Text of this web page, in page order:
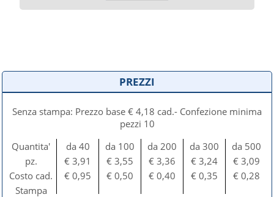
PREZZI
Senza stampa: Prezzo base € 4,18 cad.- Confezione minima
pezzi 10
Quantita'
pz.
Costo cad.
Stampa
da 40
€ 3,91
€ 0,95
da 100
€ 3,55
€ 0,50
da 200
€ 3,36
€ 0,40
da 300
€ 3,24
€ 0,35
da 500
€ 3,09
€ 0,28